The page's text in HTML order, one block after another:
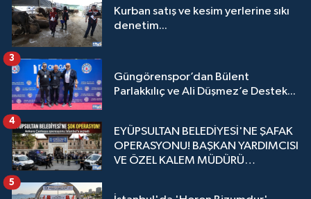
Kurban satış ve kesim yerlerine sıkı
denetim...
Güngörenspor’dan Bülent
Parlakkılıç ve Ali Düşmez’e Destek...
3
EYÜPSULTAN BELEDİYESİ'NE ŞAFAK
OPERASYONU! BAŞKAN YARDIMCISI
VE ÖZEL KALEM MÜDÜRÜ
4
5